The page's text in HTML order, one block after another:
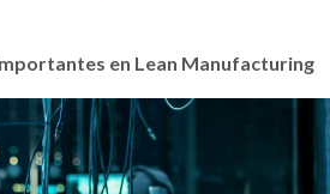
en Lean Manufacturing